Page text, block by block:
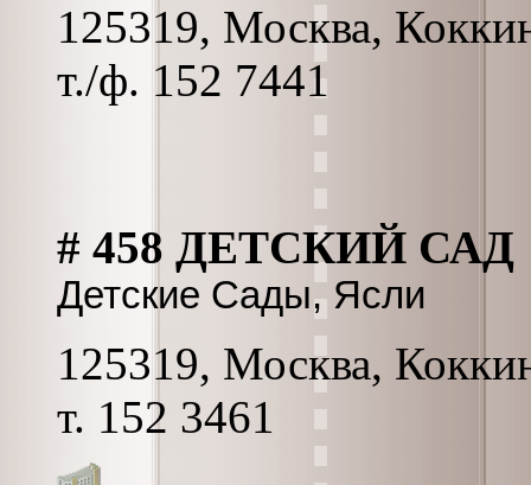
125319, Москва,
т./ф. 152 7441
# 458 ДЕТСКИЙ САД
Детские Сады, Ясли
125319, Москва,
т. 152 3461